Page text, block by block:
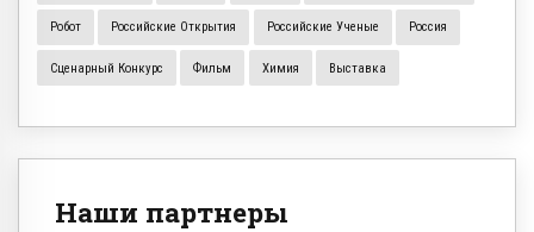
Робот Российские Открытия Российские Ученые Россия
Сценарный Конкурс Фильм Химия Выставка
Наши партнеры